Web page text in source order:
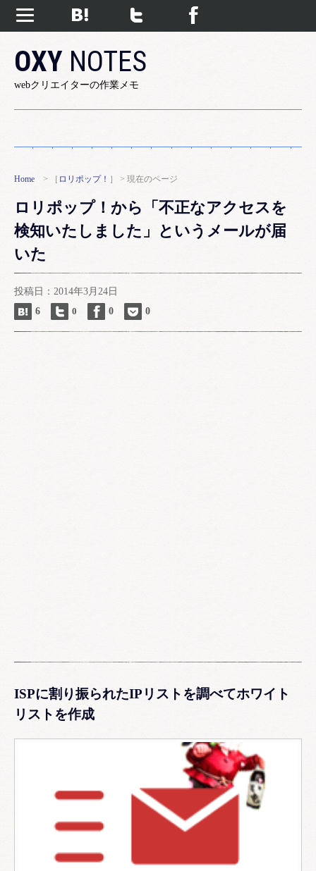
OXY NOTES
webクリエイターの作業メモ
Home > ［ ロリポップ！ ］ > 現在のページ
ロリポップ！から「不正なアクセスを
検知いたしました」というメールが届
いた
投稿日：2014年3月24日
6
0 0 0
ISPに割り振られたIPリストを調べてホワイト
リストを作成